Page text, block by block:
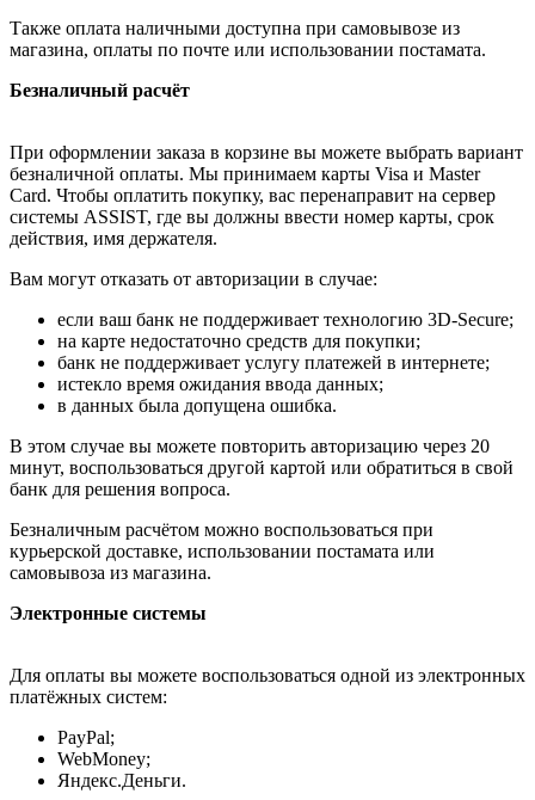
Также оплата наличными доступна при самовывозе из
магазина, оплаты по почте или использовании постамата.
Безналичный расчёт
При оформлении заказа в корзине вы можете выбрать вариант
безналичной оплаты. Мы принимаем карты Visa и Master
Card. Чтобы оплатить покупку, вас перенаправит на сервер
системы ASSIST, где вы должны ввести номер карты, срок
действия, имя держателя.
Вам могут отказать от авторизации в случае:
если ваш банк не поддерживает технологию 3D-Secure;
на карте недостаточно средств для покупки;
банк не поддерживает услугу платежей в интернете;
истекло время ожидания ввода данных;
в данных была допущена ошибка.
В этом случае вы можете повторить авторизацию через 20
минут, воспользоваться другой картой или обратиться в свой
банк для решения вопроса.
Безналичным расчётом можно воспользоваться при
курьерской доставке, использовании постамата или
самовывоза из магазина.
Электронные системы
Для оплаты вы можете воспользоваться одной из электронных
платёжных систем:
PayPal;
WebMoney;
Яндекс.Деньги.